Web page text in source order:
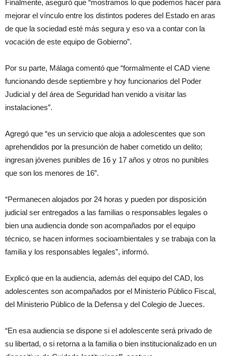
Finalmente, aseguró que “mostramos lo que podemos hacer para
mejorar el vínculo entre los distintos poderes del Estado en aras
de que la sociedad esté más segura y eso va a contar con la
vocación de este equipo de Gobierno”.
Por su parte, Málaga comentó que “formalmente el CAD viene
funcionando desde septiembre y hoy funcionarios del Poder
Judicial y del área de Seguridad han venido a visitar las
instalaciones”.
Agregó que “es un servicio que aloja a adolescentes que son
aprehendidos por la presunción de haber cometido un delito;
ingresan jóvenes punibles de 16 y 17 años y otros no punibles
que son los menores de 16”.
“Permanecen alojados por 24 horas y pueden por disposición
judicial ser entregados a las familias o responsables legales o
bien una audiencia donde son acompañados por el equipo
técnico, se hacen informes socioambientales y se trabaja con la
familia y los responsables legales”, informó.
Explicó que en la audiencia, además del equipo del CAD, los
adolescentes son acompañados por el Ministerio Público Fiscal,
del Ministerio Público de la Defensa y del Colegio de Jueces.
“En esa audiencia se dispone si el adolescente será privado de
su libertad, o si retorna a la familia o bien institucionalizado en un